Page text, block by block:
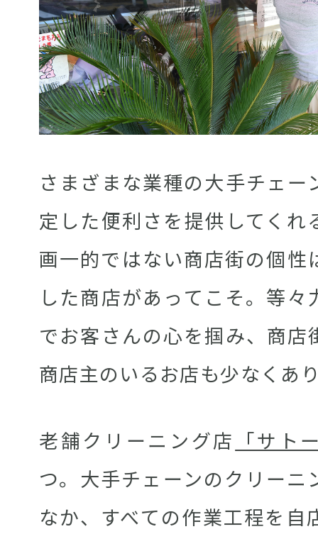
さまざまな業種の大手チェ
定した便利さを提供してくれ
画一的ではない商店街の個性
した商店があってこそ。等
でお客さんの心を掴み、商店
商店主のいるお店も少なくあ
老舗クリーニング店 「サト
つ。大手チェーンのクリーニ
なか、すべての作業工程を自